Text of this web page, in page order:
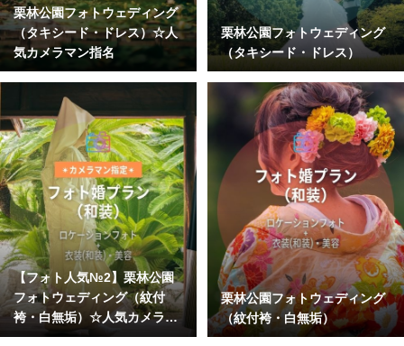
栗林公園フォトウェディング
（タキシード・ドレス）☆人
気カメラマン指名
栗林公園フォトウェディング
（タキシード・ドレス）
【フォト人気№2】栗林公園
フォトウェディング（紋付
袴・白無垢）☆人気カメラマ
ン指名
栗林公園フォトウェディング
（紋付袴・白無垢）